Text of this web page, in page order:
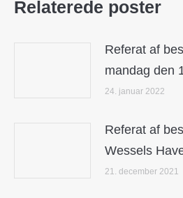
Relaterede poster
Referat af
mandag den
24. januar 2022
Referat af
Wessels
21. december 2021